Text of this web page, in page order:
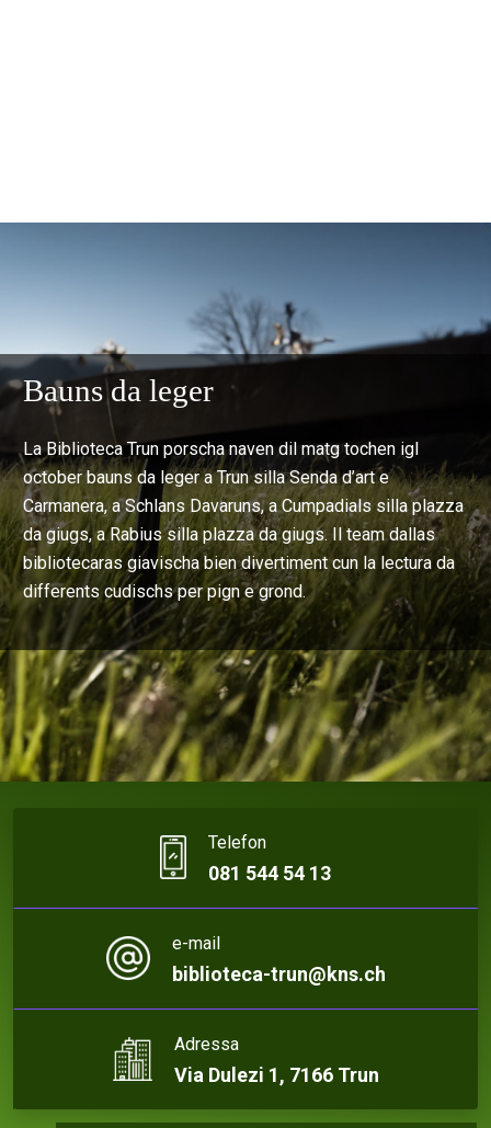
Bauns da leger
La Biblioteca Trun porscha naven dil matg tochen igl
october bauns da leger a Trun silla Senda d’art e
Carmanera, a Schlans Davaruns, a Cumpadials silla plazza
da giugs, a Rabius silla plazza da giugs. Il team dallas
bibliotecaras giavischa bien divertiment cun la lectura da
differents cudischs per pign e grond.
Telefon
081 544 54 13
e-mail
biblioteca-trun@kns.ch
Adressa
Via Dulezi 1, 7166 Trun